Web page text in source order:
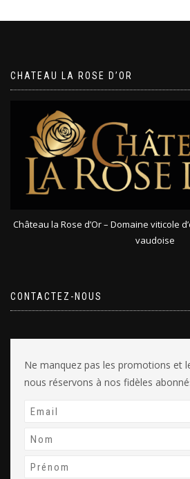
CHATEAU LA ROSE D’OR
Château la Rose d’Or – Domaine viticole
vaudoise
CONTACTEZ-NOUS
Ne manquez pas les promotions et
nous réservons à nos fidèles